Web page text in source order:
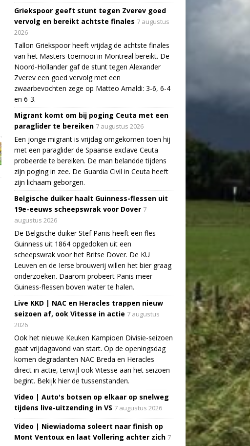
Griekspoor geeft stunt tegen Zverev goed
vervolg en bereikt achtste finales 7 augustus
2026
Tallon Griekspoor heeft vrijdag de achtste finales
van het Masters-toernooi in Montreal bereikt. De
Noord-Hollander gaf de stunt tegen Alexander
Zverev een goed vervolg met een
zwaarbevochten zege op Matteo Arnaldi: 3-6, 6-4
en 6-3.
Migrant komt om bij poging Ceuta met een
paraglider te bereiken 7 augustus 2026
Een jonge migrant is vrijdag omgekomen toen hij
met een paraglider de Spaanse exclave Ceuta
probeerde te bereiken. De man belandde tijdens
zijn poging in zee. De Guardia Civil in Ceuta heeft
zijn lichaam geborgen.
Belgische duiker haalt Guinness-flessen uit
19e-eeuws scheepswrak voor Dover 7
augustus 2026
De Belgische duiker Stef Panis heeft een fles
Guinness uit 1864 opgedoken uit een
scheepswrak voor het Britse Dover. De KU
Leuven en de Ierse brouwerij willen het bier graag
onderzoeken. Daarom probeert Panis meer
Guiness-flessen boven water te halen.
Live KKD | NAC en Heracles trappen nieuw
seizoen af, ook Vitesse in actie 7 augustus
2026
Ook het nieuwe Keuken Kampioen Divisie-seizoen
gaat vrijdagavond van start. Op de openingsdag
komen degradanten NAC Breda en Heracles
direct in actie, terwijl ook Vitesse aan het seizoen
begint. Bekijk hier de tussenstanden.
Video | Auto's botsen op elkaar op snelweg
tijdens live-uitzending in VS 7 augustus 2026
Video | Niewiadoma soleert naar finish op
Mont Ventoux en laat Vollering achter zich 7